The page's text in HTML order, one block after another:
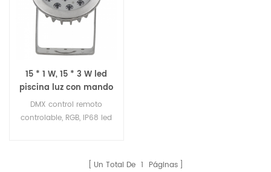
15 * 1 W, 15 * 3 W led
piscina luz con mando
a distancia
DMX control remoto
controlable, RGB, IP68 led
Un Total De 1 Páginas